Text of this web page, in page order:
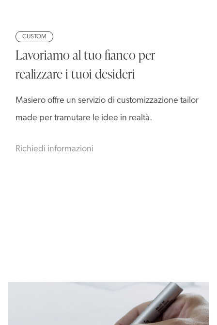
CUSTOM
Lavoriamo al tuo fianco per
realizzare i tuoi desideri
Masiero offre un servizio di customizzazione tailor
made per tramutare le idee in realtà.
Richiedi informazioni